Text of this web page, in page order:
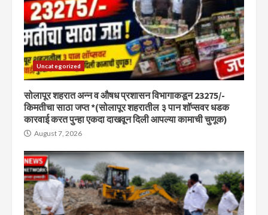
Uncategorized
सोलापूर शहरात अन्न व औषध प्रशासन विभागाकडून 23275/-
किमतीचा साठा जप्त *(सोलापूर शहरातील ३ पान शॉप्सवर धडक
कारवाई करत पुन्हा एकदा दाखवून दिली आपल्या कामाची चुणूक)
August 7, 2026